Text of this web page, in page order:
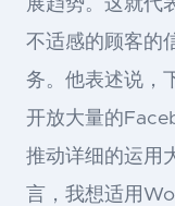
展趋势。这就代
不适感的顾客的
务。他表述说，
开放大量的
推动详细的运用
言，我想适用